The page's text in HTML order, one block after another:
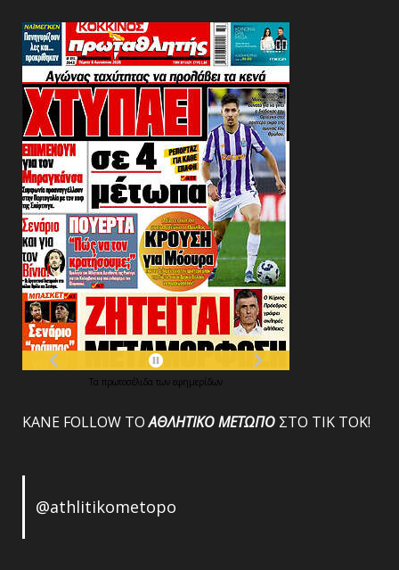
Τα πρωτοσέλιδα των εφημερίδων
ΚΑΝΕ FOLLOW ΤΟΑΘΛΗΤΙΚΟΜΕΤΩΠΟ ΣΤΟ ΤΙΚ ΤΟΚ!
@athlitikometopo